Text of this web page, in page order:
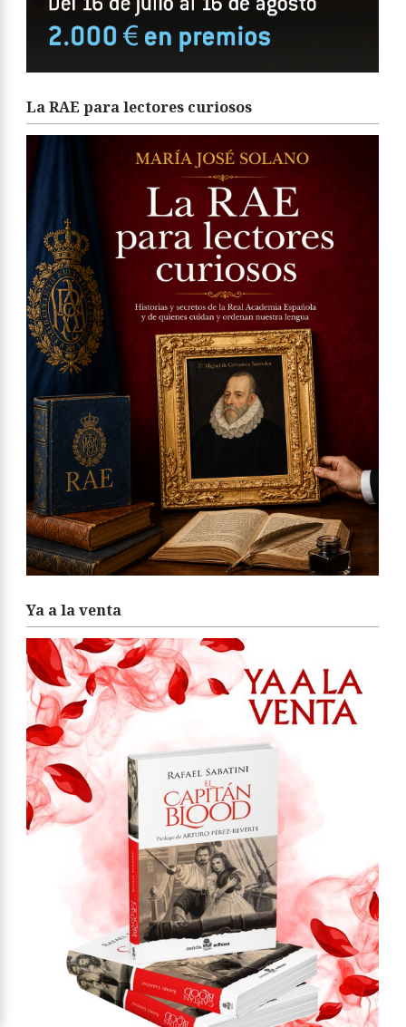
La RAE para lectores curiosos
Ya a la venta